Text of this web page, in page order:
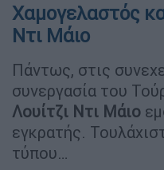
Χαμογελαστός
Ντι Μάιο
Πάντως, στις
συνεργασία του
Λουίτζι Ντι Μάιο
εγκρατής.
τύπου…